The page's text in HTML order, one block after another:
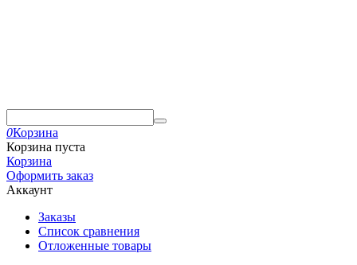
0Корзина
Корзина пуста
Корзина
Оформить заказ
Аккаунт
Заказы
Список сравнения
Отложенные товары